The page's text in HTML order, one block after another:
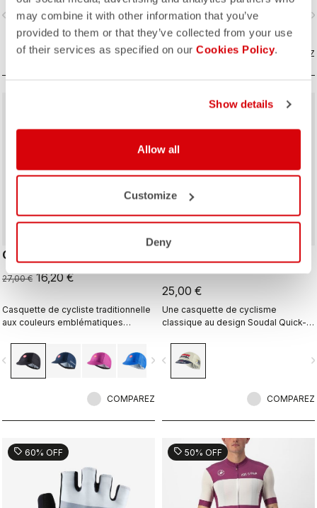
may combine it with other information that you’ve
provided to them or that they’ve collected from your use
of their services as specified on our Cookies Policy.
Show details
Allow all
Customize
Deny
navigate_next
COMPAREZ
parcours du Giro d’Italia
navigate_before
COMPAREZ
GIRO D'ITALIA 2 CAP
27,00 € 16,20 €
Casquette de cycliste traditionnelle
aux couleurs emblématiques
navigate_next
COMPAREZ
25,00 €
Une casquette de cyclisme
classique au design Soudal Quick-
navigate_before
COMPAREZ
sell 60% OFF sell 50% OFF